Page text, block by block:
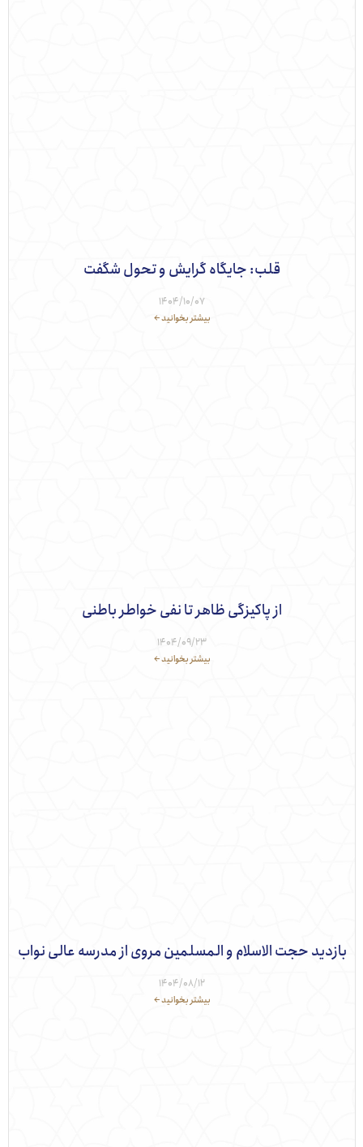
قلب: جایگاه گرایش و تحول شگفت
1404/10/07
بیشتر بخوانید ←
از پاکیزگی ظاهر تا نفی خواطر باطنی
1404/09/23
بیشتر بخوانید ←
حجت الاسلام و المسلمین مروی از مدرسه عالی نواب
1404/08/12
بیشتر بخوانید ←